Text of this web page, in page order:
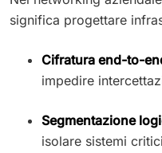
significa progettare
Cifratura end-to-
impedire
Segmentazione
isolare sistemi